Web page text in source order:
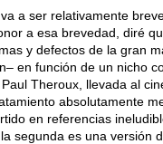
a ser relativamente
a esa brevedad, diré
y defectos de la gran
en función de un nicho
Theroux, llevada al
absolutamente
en referencias
segunda es una versión